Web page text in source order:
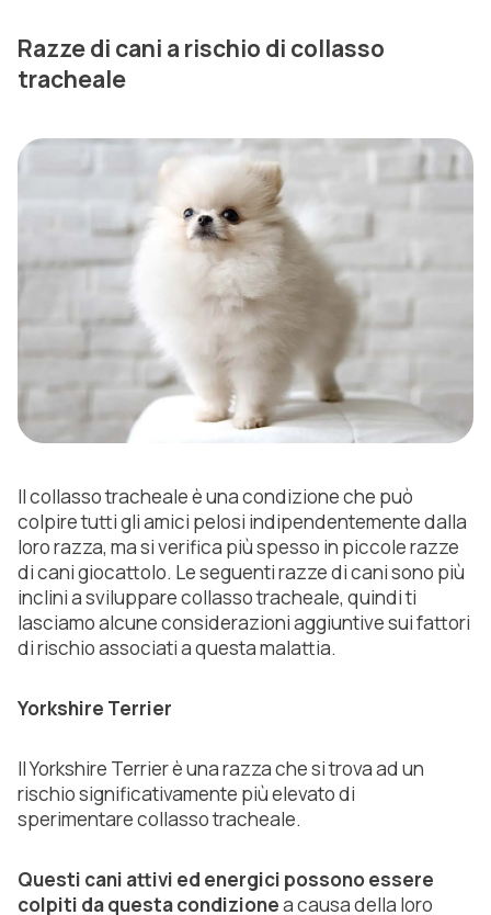
Razze di cani a rischio di collasso
tracheale
Il collasso tracheale è una condizione che può
colpire tutti gli amici pelosi indipendentemente dalla
loro razza, ma si verifica più spesso in piccole razze
di cani giocattolo. Le seguenti razze di cani sono più
inclini a sviluppare collasso tracheale, quindi ti
lasciamo alcune considerazioni aggiuntive sui fattori
di rischio associati a questa malattia.
Yorkshire Terrier
Il Yorkshire Terrier è una razza che si trova ad un
rischio significativamente più elevato di
sperimentare collasso tracheale.
Questi cani attivi ed energici possono essere
colpiti da questa condizionea causa della loro